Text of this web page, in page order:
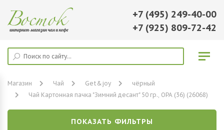
+7 (495) 249-40-00
+7 (925) 809-72-42
Магазин Чай Get&joy
чёрный
Чай Картонная пачка "Зимний десант" 50 гр., ОРА (36) (26068)
ПОКАЗАТЬ ФИЛЬТРЫ